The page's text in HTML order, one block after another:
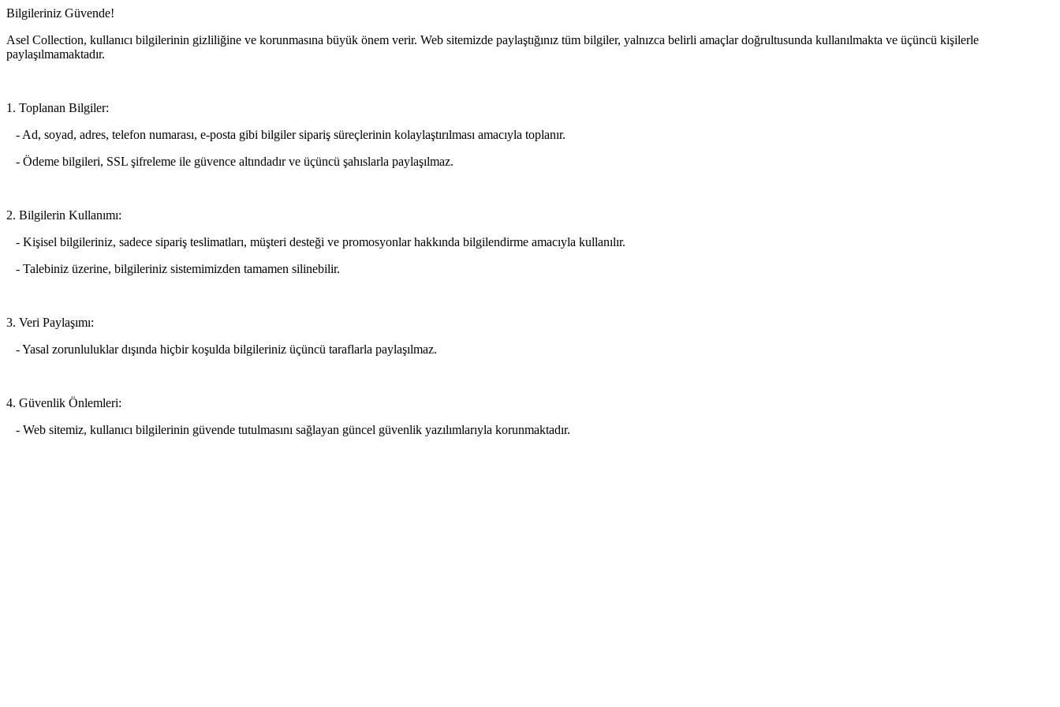
Bilgileriniz Güvende!
Asel Collection, kullanıcı bilgilerinin gizliliğine ve korunmasına büyük önem verir. Web sitemizde paylaştığınız tüm bilgiler, yalnızca belirli amaçlar doğrultusunda kullanılmakta ve üçüncü kişilerle
paylaşılmamaktadır.
1. Toplanan Bilgiler:
- Ad, soyad, adres, telefon numarası, e-posta gibi bilgiler sipariş süreçlerinin kolaylaştırılması amacıyla toplanır.
- Ödeme bilgileri, SSL şifreleme ile güvence altındadır ve üçüncü şahıslarla paylaşılmaz.
2. Bilgilerin Kullanımı:
- Kişisel bilgileriniz, sadece sipariş teslimatları, müşteri desteği ve promosyonlar hakkında bilgilendirme amacıyla kullanılır.
- Talebiniz üzerine, bilgileriniz sistemimizden tamamen silinebilir.
3. Veri Paylaşımı:
- Yasal zorunluluklar dışında hiçbir koşulda bilgileriniz üçüncü taraflarla paylaşılmaz.
4. Güvenlik Önlemleri:
- Web sitemiz, kullanıcı bilgilerinin güvende tutulmasını sağlayan güncel güvenlik yazılımlarıyla korunmaktadır.